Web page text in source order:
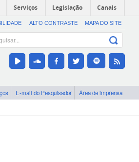
Serviços Legislação Canais
ALTO CONTRASTE MAPA DO SITE
E-mail do Pesquisador Área de imprensa